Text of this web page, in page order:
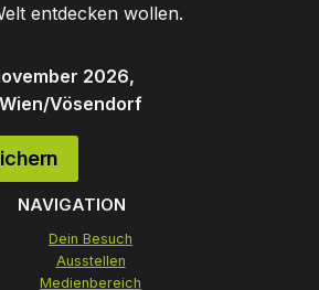
entdecken wollen.
2026,
Vösendorf
NAVIGATION
Dein Besuch
Ausstellen
Medienbereich